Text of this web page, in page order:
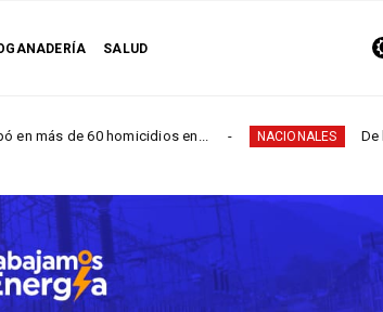
SALUD
homicidios en... NACIONALES De la canasta al